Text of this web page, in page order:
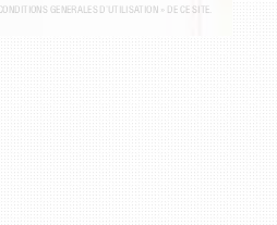
GÉNÉRALES D’UTILISATION » DE CE SITE.